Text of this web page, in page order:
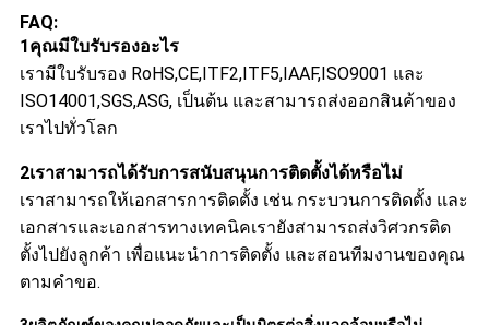
FAQ:
1คุณมีใบรับรองอะไร
เรามีใบรับรอง RoHS,CE,ITF2,ITF5,IAAF,ISO9001 และ
ISO14001,SGS,ASG, เป็นต้น และสามารถส่งออกสินค้าของ
เราไปทั่วโลก
2เราสามารถได้รับการสนับสนุนการติดตั้งได้หรือไม่
เราสามารถให้เอกสารการติดตั้ง เช่น กระบวนการติดตั้ง และ
เอกสารและเอกสารทางเทคนิคเรายังสามารถส่งวิศวกรติด
ตั้งไปยังลูกค้า เพื่อแนะนําการติดตั้ง และสอนทีมงานของคุณ
ตามคําขอ.